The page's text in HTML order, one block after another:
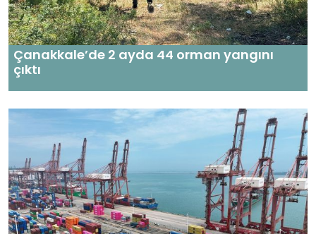
Çanakkale’de 2 ayda 44 orman yangını
çıktı